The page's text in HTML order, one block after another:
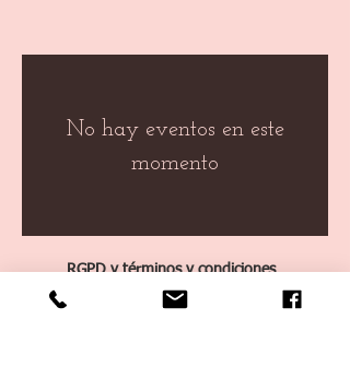
No hay eventos en este
momento
RGPD y términos y condiciones